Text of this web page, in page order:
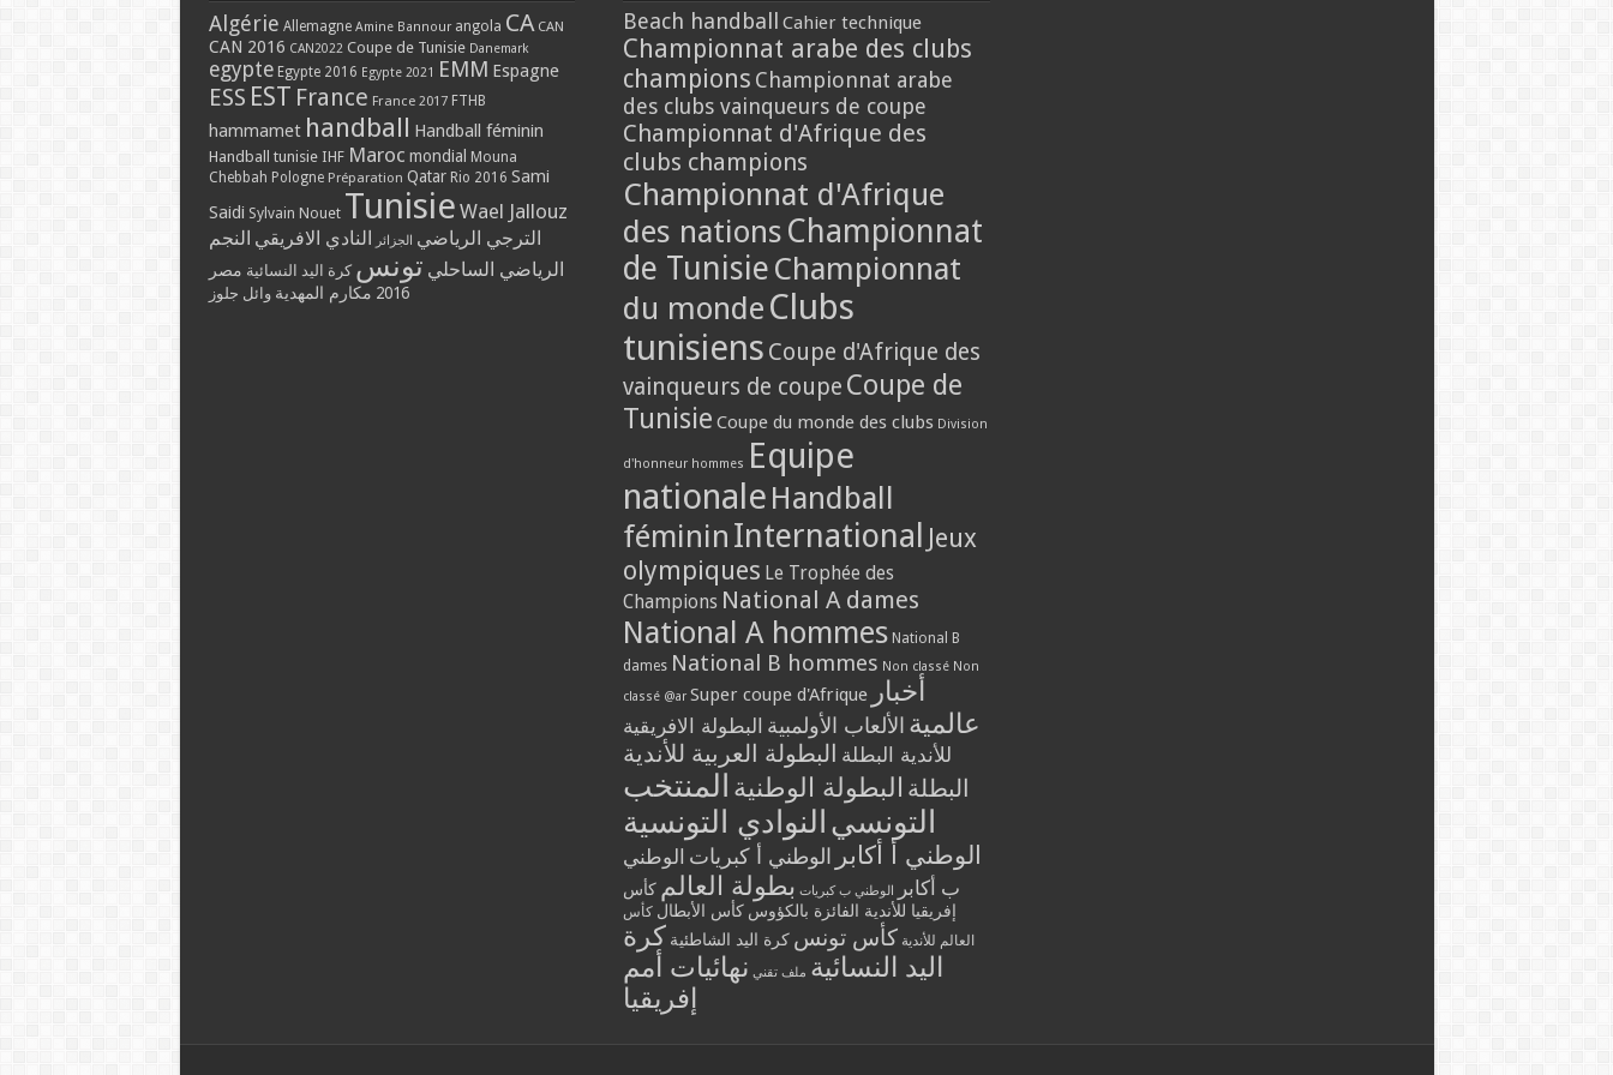
Algérie Allemagne Amine Bannour angola CA CAN
CAN 2016 CAN2022 Coupe de Tunisie Danemark
egypte Egypte 2016 Egypte 2021 EMM Espagne
ESS EST France France 2017 FTHB
hammamet handball Handball féminin
Handball tunisie IHF Maroc mondial Mouna
Chebbah Pologne Préparation Qatar Rio 2016 Sami
Saidi Sylvain Nouet Tunisie Wael Jallouz
الترجي الرياضي الجزائر النادي الافريقي النجم
الرياضي الساحلي تونس كرة اليد النسائية مصر
2016 مكارم المهدية وائل جلوز
Beach handball Cahier technique
Championnat arabe des clubs
champions Championnat arabe
des clubs vainqueurs de coupe
Championnat d'Afrique des
clubs champions
Championnat d'Afrique
des nations Championnat
de Tunisie Championnat
du monde Clubs
tunisiens Coupe d'Afrique des
vainqueurs de coupe Coupe de
Tunisie Coupe du monde des clubs Division
d'honneur hommes Equipe
nationale Handball
féminin International Jeux
olympiques Le Trophée des
Champions National A dames
National A hommes National B
dames National B hommes Non classé Non
classé @ar Super coupe d'Afrique أخبار
عالمية الألعاب الأولمبية البطولة الافريقية
للأندية البطلة البطولة العربية للأندية
البطلة البطولة الوطنية المنتخب
التونسي النوادي التونسية
الوطني أ أكابر الوطني أ كبريات الوطني
ب أكابر
الوطني ب كبريات بطولة العالم كأس
إفريقيا للأندية الفائزة بالكؤوس كأس الأبطال كأس
العالم للأندية كأس تونس كرة اليد الشاطئية كرة
اليد النسائية ملف تقني نهائيات أمم
إفريقيا